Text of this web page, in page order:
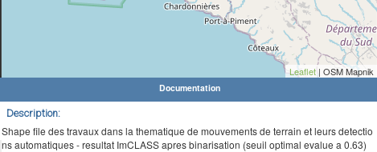
Leaflet| OSM Mapnik
Documentation
Description:
Shape file des travaux dans la thematique de mouvements de terrain et leurs detectio
ns automatiques - resultat ImCLASS apres binarisation (seuil optimal evalue a 0.63)